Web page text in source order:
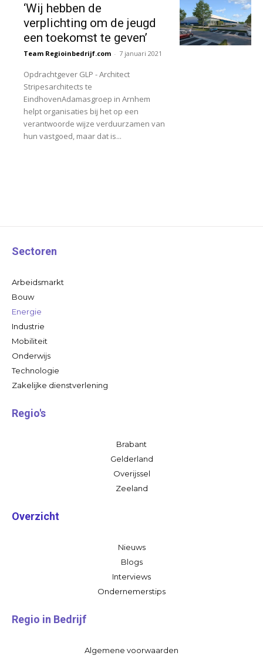
‘Wij hebben de
verplichting om de jeugd
een toekomst te geven’
Team Regioinbedrijf.com - 7 januari 2021
Opdrachtgever GLP - Architect
Stripesarchitects te
EindhovenAdamasgroep in Arnhem
helpt organisaties bij het op een
verantwoorde wijze verduurzamen van
hun vastgoed, maar dat is...
Sectoren
Arbeidsmarkt
Bouw
Energie
Industrie
Mobiliteit
Onderwijs
Technologie
Zakelijke dienstverlening
Regio's
Brabant
Gelderland
Overijssel
Zeeland
Overzicht
Nieuws
Blogs
Interviews
Ondernemerstips
Regio in Bedrijf
Algemene voorwaarden